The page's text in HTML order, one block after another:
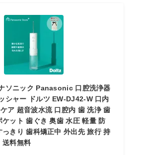
ナソニック Panasonic 口腔洗浄器
シャー ドルツ EW-DJ42-W 口内
ア 超音波水流 口腔内 歯 洗浄 歯
ケット 歯ぐき 奥歯 水圧 軽量 防
っきり 歯科矯正中 外出先 旅行 持
送料無料